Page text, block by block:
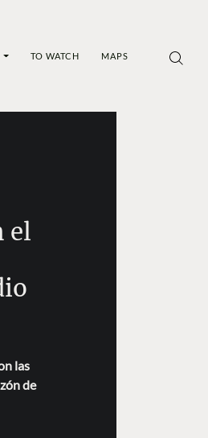
TO WATCH MAPS
el
las
de